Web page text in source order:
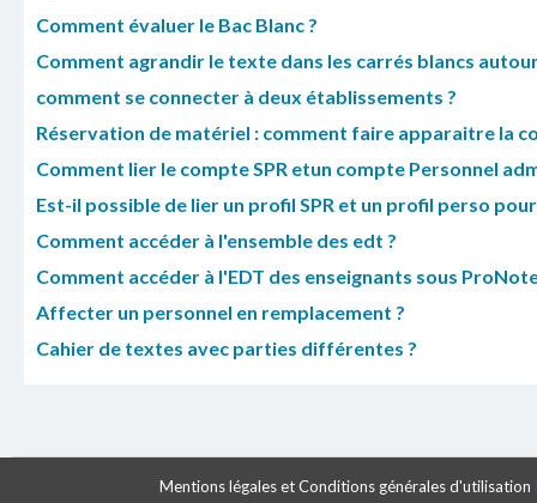
Comment évaluer le Bac Blanc ?
Comment agrandir le texte dans les carrés blancs
comment se connecter à deux établissements ?
Réservation de matériel : comment faire apparaitre la
Comment lier le compte SPR etun compte Personnel
Est-il possible de lier un profil SPR et un profil perso
Comment accéder à l'ensemble des edt ?
Comment accéder à l'EDT des enseignants sous
Affecter un personnel en remplacement ?
Cahier de textes avec parties différentes ?
Mentions légales et Conditions générales d'utilisation